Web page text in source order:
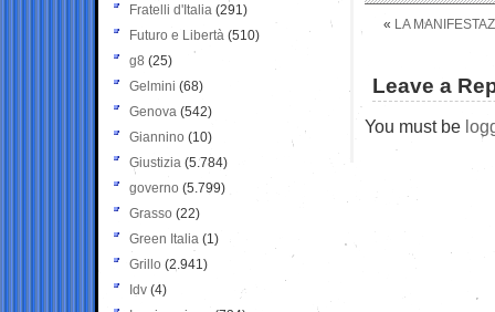
« LA
Leave a
You must be
Fratelli d'Italia (291)
Futuro e Libertà (510)
g8 (25)
Gelmini (68)
Genova (542)
Giannino (10)
Giustizia (5.784)
governo (5.799)
Grasso (22)
Green Italia (1)
Grillo (2.941)
Idv (4)